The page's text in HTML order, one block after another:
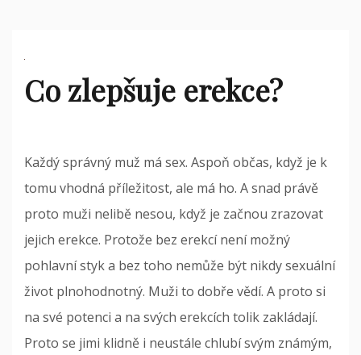
Co zlepšuje erekce?
Každý správný muž má sex. Aspoň občas, když je k
tomu vhodná příležitost, ale má ho. A snad právě
proto muži nelibě nesou, když je začnou zrazovat
jejich erekce. Protože bez erekcí není možný
pohlavní styk a bez toho nemůže být nikdy sexuální
život plnohodnotný. Muži to dobře vědí. A proto si
na své potenci a na svých erekcích tolik zakládají.
Proto se jimi klidně i neustále chlubí svým známým,